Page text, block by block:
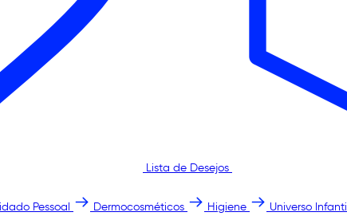
Lista de Desejos
Pessoal Dermocosméticos Higiene Universo Infantil